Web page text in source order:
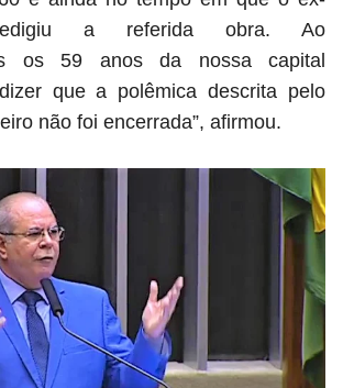
a referida obra. Ao
os 59 anos da nossa capital
que a polêmica descrita pelo
não foi encerrada”, afirmou.